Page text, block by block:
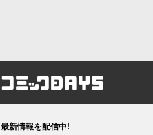
コミックDAYS
最新情報を配信中!